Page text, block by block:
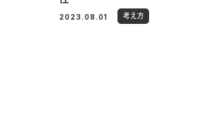
2023.08.01 考え方